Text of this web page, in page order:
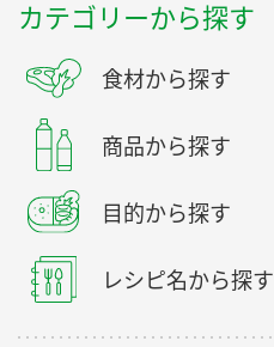
カテゴリーから探す
食材から探す
商品から探す
目的から探す
レシピ名から探す